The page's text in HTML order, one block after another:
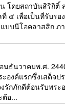
ดยสถาบันสิริกิติ์
๕ เพื่อเป็นที่รับร
บนีโอคลาสสิก
ธันวาคมพ.ศ.
องค์แรกซึ่งเสด็จ
กภักดีต้อนรับพร
ต้อ...